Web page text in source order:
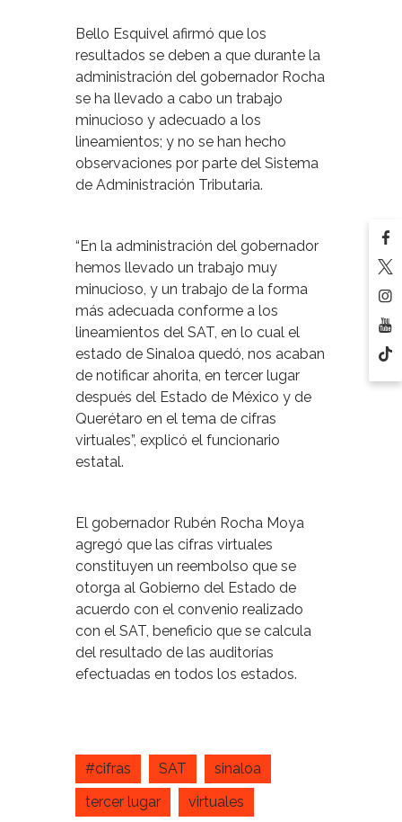
Bello Esquivel afirmó que los
resultados se deben a que durante la
administración del gobernador Rocha
se ha llevado a cabo un trabajo
minucioso y adecuado a los
lineamientos; y no se han hecho
observaciones por parte del Sistema
de Administración Tributaria.
“En la administración del gobernador
hemos llevado un trabajo muy
minucioso, y un trabajo de la forma
más adecuada conforme a los
lineamientos del SAT, en lo cual el
estado de Sinaloa quedó, nos acaban
de notificar ahorita, en tercer lugar
después del Estado de México y de
Querétaro en el tema de cifras
virtuales”, explicó el funcionario
estatal.
El gobernador Rubén Rocha Moya
agregó que las cifras virtuales
constituyen un reembolso que se
otorga al Gobierno del Estado de
acuerdo con el convenio realizado
con el SAT, beneficio que se calcula
del resultado de las auditorías
efectuadas en todos los estados.
#cifras SAT
sinaloa
tercer lugar
virtuales